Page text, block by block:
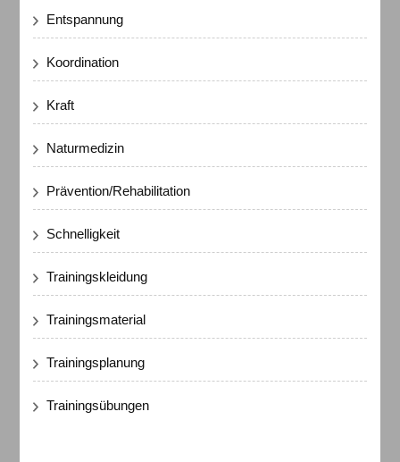
Entspannung
Koordination
Kraft
Naturmedizin
Prävention/Rehabilitation
Schnelligkeit
Trainingskleidung
Trainingsmaterial
Trainingsplanung
Trainingsübungen